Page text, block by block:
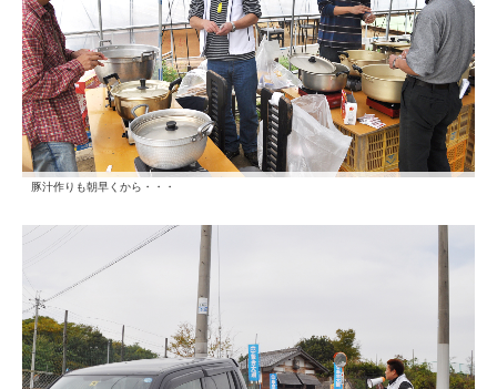
豚汁作りも朝早くから・・・